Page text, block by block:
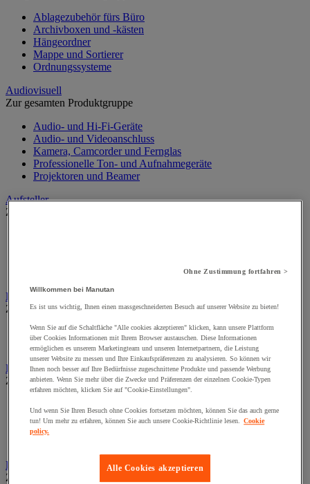
Ablagezubehör fürs Büro
Archivboxen und -kästen
Hängeordner
Mappe und Sortierer
Ordnungssysteme
Audiovisuell
Zur gesamten Produktgruppe
Audio- und Hi-Fi-Geräte
Audio- und Videoanschluss
Kamera, Camcorder und Fernglas
Professionelle Ton- und Aufnahmegeräte
Projektoren und Beamer
Aufsteller
Zur gesamten Produktgruppe
Beschilderung
Zur gesamten Produktgruppe
Halter für Türschild und Hinweisschild
Hinweisschild auf Befestigungspaltte
Bodenmatten für Büro- und Gemeinschaftsräume
Zur gesamten Produktgruppe
Bodenschutzmatte
Gittermatte für Gemeinschaftsräume
Büromaterial und Büromöbel
Zur gesamten Produktgruppe
Ohne Zustimmung fortfahren >
Willkommen bei Manutan
Es ist uns wichtig, Ihnen einen massgeschneiderten Besuch auf unserer Website zu bieten!
Wenn Sie auf die Schaltfläche "Alle cookies akzeptieren" klicken, kann unsere Plattform
über Cookies Informationen mit Ihrem Browser austauschen. Diese Informationen
ermöglichen es unserem Marketingteam und unseren Internetpartnern, die Leistung
unserer Website zu messen und Ihre Einkaufspräferenzen zu analysieren. So können wir
Ihnen noch besser auf Ihre Bedürfnisse zugeschnittene Produkte und passende Werbung
anbieten. Wenn Sie mehr über die Zwecke und Präferenzen der einzelnen Cookie-Typen
erfahren möchten, klicken Sie auf "Cookie-Einstellungen".
Und wenn Sie Ihren Besuch ohne Cookies fortsetzen möchten, können Sie das auch gerne
tun! Um mehr zu erfahren, können Sie auch unsere Cookie-Richtlinie lesen.
Cookie
policy.
Alle Cookies akzeptieren